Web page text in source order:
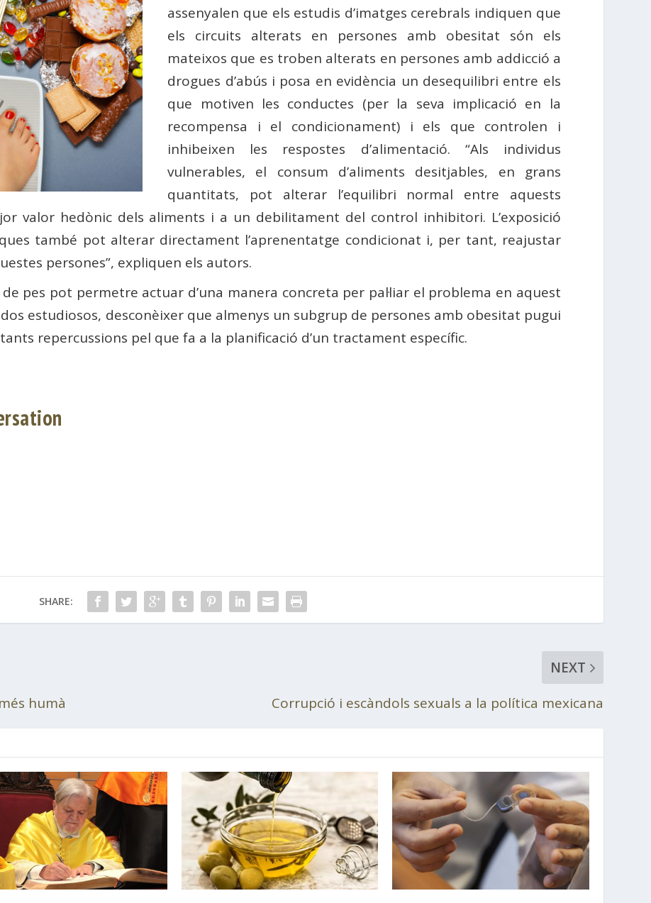
assenyalen que els estudis d’imatges cerebrals indiquen que
els circuits alterats en persones amb obesitat són els
mateixos que es troben alterats en persones amb addicció a
drogues d’abús i posa en evidència un desequilibri entre els
que motiven les conductes (per la seva implicació en la
recompensa i el condicionament) i els que controlen i
inhibeixen les respostes d’alimentació. “Als individus
vulnerables, el consum d’aliments desitjables, en grans
quantitats, pot alterar l’equilibri normal entre aquests
valor hedònic dels aliments i a un debilitament del control inhibitori. L’exposició
també pot alterar directament l’aprenentatge condicionat i, per tant, reajustar
persones”, expliquen els autors.
de pes pot permetre actuar d’una manera concreta per pal·liar el problema en aquest
estudiosos, desconèixer que almenys un subgrup de persones amb obesitat pugui
repercussions pel que fa a la planificació d’un tractament específic.
SHARE:
humà
NEXT
Corrupció i escàndols sexuals a la política mexicana